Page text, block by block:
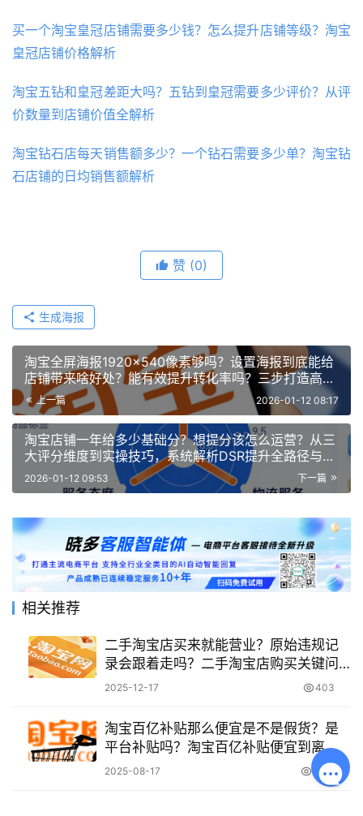
买一个淘宝皇冠店铺需要多少钱？怎么提升店铺等级？淘宝
皇冠店铺价格解析
淘宝五钻和皇冠差距大吗？五钻到皇冠需要多少评价？从评
价数量到店铺价值全解析
淘宝钻石店每天销售额多少？一个钻石需要多少单？淘宝钻
石店铺的日均销售额解析
赞 (0)
生成海报
淘宝全屏海报1920×540像素够吗？设置海报到底能给
店铺带来啥好处？能有效提升转化率吗？三步打造高点
击店铺海报！
上一篇 2026-01-12 08:17
淘宝店铺一年给多少基础分？想提分该怎么运营？从三
大评分维度到实操技巧，系统解析DSR提升全路径与优
化策略！
下一篇
2026-01-12 09:53
相关推荐
二手淘宝店买来就能营业？原始违规记
录会跟着走吗？二手淘宝店购买关键问
题解析
2025-12-17 403
淘宝百亿补贴那么便宜是不是假货？是
平台补贴吗？淘宝百亿补贴便宜到离
谱？是假货还是真补贴？3招教你识破套
2025-08-17 3.4K